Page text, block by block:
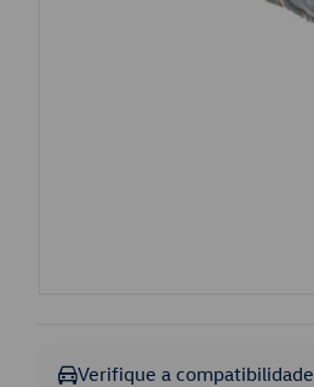
Verifique a compatibilidade